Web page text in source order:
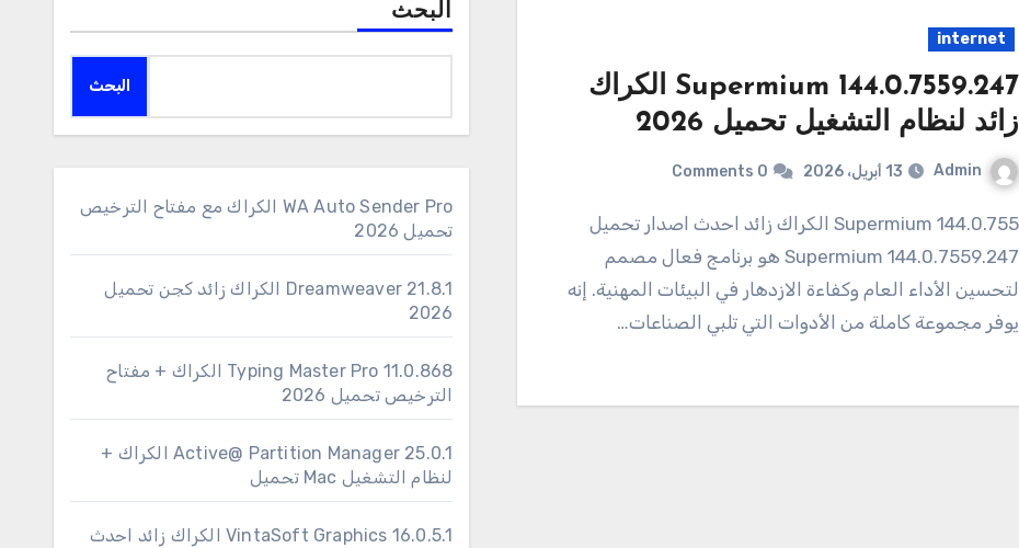
internet
144.0.7559.247 Supermium الكراك
زائد لنظام التشغيل تحميل 2026
Admin 13 أبريل، 2026 0 Comments
144.0.755 Supermium الكراك زائد احدث اصدار تحميل
144.0.7559.247 Supermium هو برنامج فعال مصمم
لتحسين الأداء العام وكفاءة الازدهار في البيئات المهنية. إنه
يوفر مجموعة كاملة من الأدوات التي تلبي الصناعات…
البحث
البحث
WA Auto Sender Pro الكراك مع مفتاح الترخيص
تحميل 2026
Dreamweaver 21.8.1 الكراك زائد كجن تحميل
2026
11.0.868 Typing Master Pro الكراك + مفتاح
الترخيص تحميل 2026
25.0.1 Active@ Partition Manager الكراك +
لنظام التشغيل Mac تحميل
16.0.5.1 VintaSoft Graphics الكراك زائد احدث